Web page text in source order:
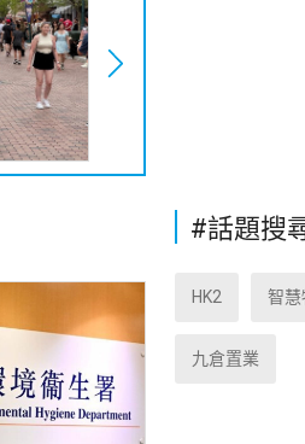
#話題搜
HK2 智慧
九倉置業